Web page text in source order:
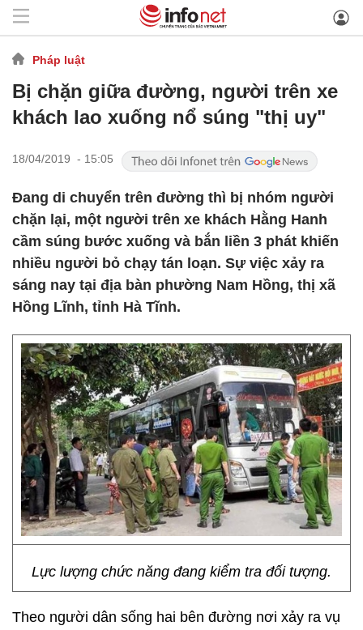
Pháp luật
Bị chặn giữa đường, người trên xe
khách lao xuống nổ súng "thị uy"
18/04/2019 - 15:05
Đang di chuyển trên đường thì bị nhóm người
chặn lại, một người trên xe khách Hằng Hanh
cầm súng bước xuống và bắn liền 3 phát khiến
nhiều người bỏ chạy tán loạn. Sự việc xảy ra
sáng nay tại địa bàn phường Nam Hồng, thị xã
Hồng Lĩnh, tỉnh Hà Tĩnh.
Lực lượng chức năng đang kiểm tra đối tượng.
Theo người dân sống hai bên đường nơi xảy ra vụ